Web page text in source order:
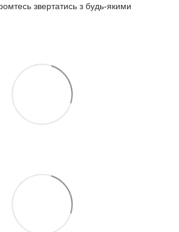
звертатись з будь-якими